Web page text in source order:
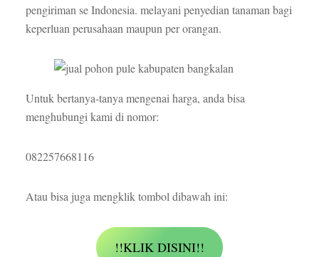
pengiriman se Indonesia. melayani penyedian tanaman bagi
keperluan perusahaan maupun per orangan.
Untuk bertanya-tanya mengenai harga, anda bisa
menghubungi kami di nomor:
082257668116
Atau bisa juga mengklik tombol dibawah ini:
!!KLIK DISINI!!